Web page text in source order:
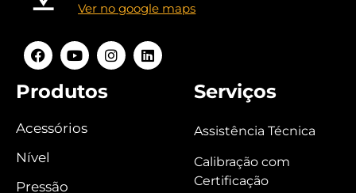
Ver no google maps
Produtos
Acessórios
Nível
Pressão
Serviços
Assistência Técnica
Calibração com
Certificação